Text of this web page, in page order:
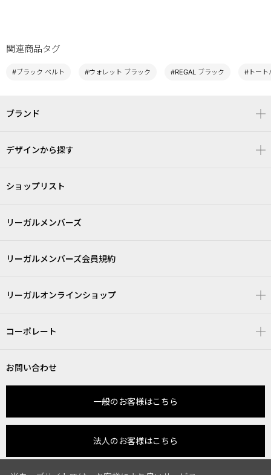
関連商品タグ
#ブラック ベルト #ウォレット ブラック #REGAL ブラック #トート
ブランド
デザインから探す
ショップリスト
リーガルメンバーズ
リーガルメンバーズ会員規約
リーガルオンラインショップ
コーポレート
お問い合わせ
一般のお客様はこちら
法人のお客様はこちら